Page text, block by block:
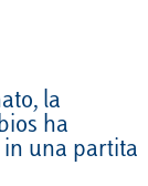
la
ha
in una partita